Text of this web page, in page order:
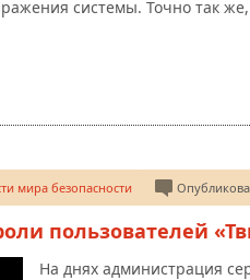
системы. Точно так
мира безопасности
пользователей
На днях администрация